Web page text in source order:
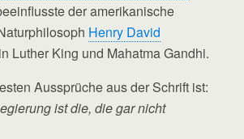
der amerikanische
Henry David
Luther King und Mahatma Gandhi.
Aussprüche aus der Schrift ist:
ist die, die gar nicht